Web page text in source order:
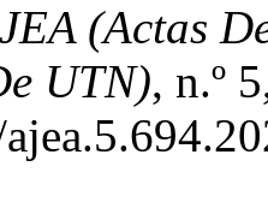
(Actas
UTN), n.º